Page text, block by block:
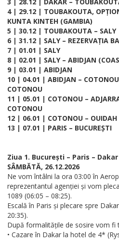
4 | 29.12 | TOUBAKOUTA,
KUNTA KINTEH (GAMBIA)
5 | 30.12 | TOUBAKOUTA – SALY
6 | 31.12 | SALY – REZERVAȚIA
7 | 01.01 | SALY
8 | 02.01 | SALY – ABIDJAN
9 | 03.01 | ABIDJAN
10 | 04.01 | ABIDJAN –
COTONOU
11 | 05.01 | COTONOU –
COTONOU
12 | 06.01 | COTONOU – OUIDAH
13 | 07.01 | PARIS – BUCUREȘTI
Ziua 1. București – Paris – Dakar
SÂMBĂTĂ, 26.12.2026
Ne vom întâlni la ora 03:00 în
reprezentantul agenției și vom
1089 (06:05 – 08:25).
Escală în Paris și plecare spre
20:35).
După formalitățile de sosire vom fi
• Cazare în Dakar la hotel de 4*